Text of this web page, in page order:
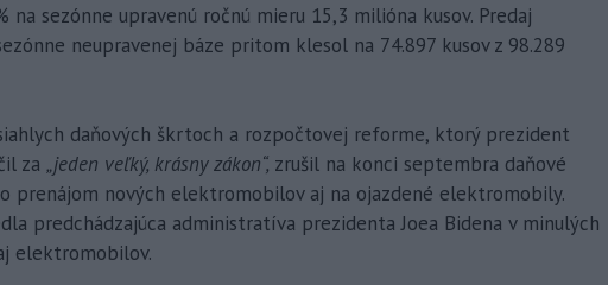
na sezónne upravenú ročnú mieru 15,3 milióna kusov. Predaj
neupravenej báze pritom klesol na 74.897 kusov z 98.289
daňových škrtoch a rozpočtovej reforme, ktorý prezident
za „jeden veľký, krásny zákon“, zrušil na konci septembra daňové
prenájom nových elektromobilov aj na ojazdené elektromobily.
predchádzajúca administratíva prezidenta Joea Bidena v minulých
elektromobilov.